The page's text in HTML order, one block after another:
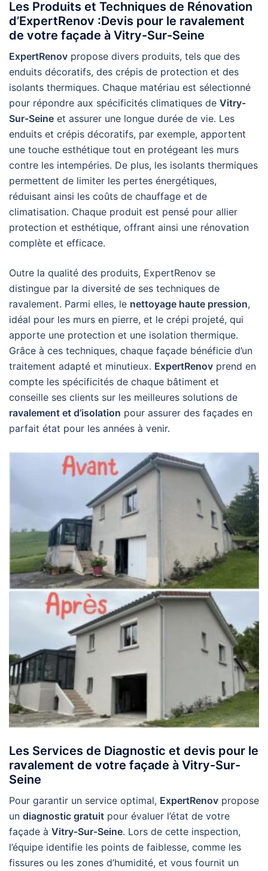
Les Produits et Techniques de Rénovation
d’ExpertRenov :Devis pour le ravalement
de votre façade à Vitry-Sur-Seine
ExpertRenov propose divers produits, tels que des
enduits décoratifs, des crépis de protection et des
isolants thermiques. Chaque matériau est sélectionné
pour répondre aux spécificités climatiques de Vitry-
Sur-Seine et assurer une longue durée de vie. Les
enduits et crépis décoratifs, par exemple, apportent
une touche esthétique tout en protégeant les murs
contre les intempéries. De plus, les isolants thermiques
permettent de limiter les pertes énergétiques,
réduisant ainsi les coûts de chauffage et de
climatisation. Chaque produit est pensé pour allier
protection et esthétique, offrant ainsi une rénovation
complète et efficace.
Outre la qualité des produits, ExpertRenov se
distingue par la diversité de ses techniques de
ravalement. Parmi elles, le nettoyage haute pression,
idéal pour les murs en pierre, et le crépi projeté, qui
apporte une protection et une isolation thermique.
Grâce à ces techniques, chaque façade bénéficie d’un
traitement adapté et minutieux. ExpertRenov prend en
compte les spécificités de chaque bâtiment et
conseille ses clients sur les meilleures solutions de
ravalement et d’isolation pour assurer des façades en
parfait état pour les années à venir.
Les Services de Diagnostic et devis pour le
ravalement de votre façade à Vitry-Sur-
Seine
Pour garantir un service optimal, ExpertRenov propose
un diagnostic gratuit pour évaluer l’état de votre
façade à Vitry-Sur-Seine. Lors de cette inspection,
l’équipe identifie les points de faiblesse, comme les
fissures ou les zones d’humidité, et vous fournit un